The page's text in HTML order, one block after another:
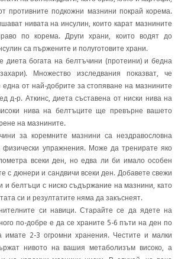
противните подкожни мазнини покрай корема.
нивата на инсулин, които карат мазнините
по корема. Други храни, които водят до
са пържените и полуготовите храни.
диета богата на белтъчини (протеини) и бедна
Множество изследвания показват, че
една от най-добрите за стопяване на мазнините
д-р. Аткинс, диета съставена от ниски нива на
нива на белтъците ще превърне вашето
на мазнините.
за коремните мазнини са нездравословна
упражнения. Може да тренирате яко
всеки ден, но едва ли би имало особен
с дюнери и сандвичи всеки ден. Добавете свежи
и белтъци с ниско съдържание на мазнини, като
си и резултатите няма да закъснеят.
си навици. Старайте се да ядете на
по-добре е да се храните 5-6 пъти на ден по
имате 2-3 огромни хранения. Честите и малки
нивото на вашия метаболизъм високо, а